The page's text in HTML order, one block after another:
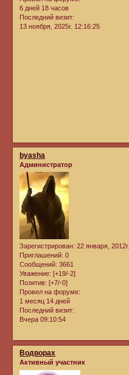
6 дней 18 часов
Последний визит:
13 ноября, 2025г. 12:16:25
byasha
Администратор
Зарегистрирован: 22 января, 2012г.
Приглашений: 0
Сообщений: 3661
Уважение: [+19/-2]
Позитив: [+7/-0]
Провел на форуме:
1 месяц 14 дней
Последний визит:
Вчера 09:10:54
Водворах
Активный участник